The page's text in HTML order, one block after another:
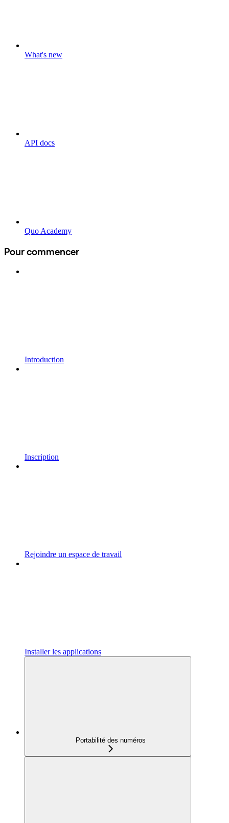
What's new
API docs
Quo Academy
Pour commencer
Introduction
Inscription
Rejoindre un espace de travail
Installer les applications
Portabilité des numéros